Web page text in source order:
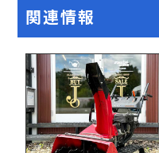
関連情報